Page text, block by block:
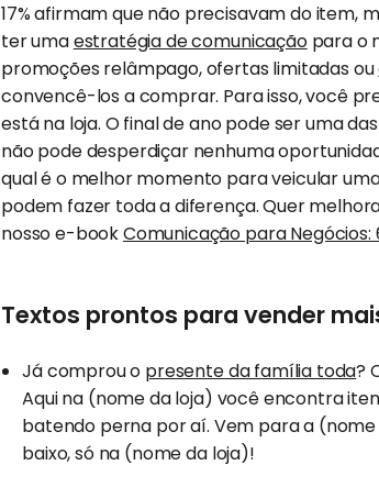
17% afirmam que não precisavam do item,
ter umaestratégia de comunicaçãopara o
promoções relâmpago, ofertas limitadas ou
convencê-los a comprar. Para isso, você
está na loja. O final de ano pode ser uma
não pode desperdiçar nenhuma
qual é o melhor momento para veicular
podem fazer toda a diferença. Quer
nosso e-bookComunicação para
Textos prontos para vender
Já comprou o presente da família toda?
Aqui na (nome da loja) você encontra
batendo perna por aí. Vem para a
baixo, só na (nome da loja)!